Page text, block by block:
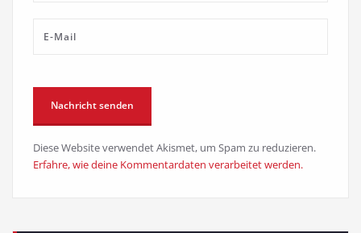
Diese Website verwendet Akismet, um Spam zu reduzieren.
Erfahre, wie deine Kommentardaten verarbeitet werden.